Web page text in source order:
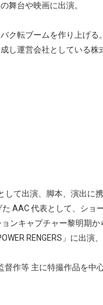
舞台や映画に出演。
ク転ブームを作り上げる。
し運営会社としている株
て出演、脚本、演出に
AAC 代表として、ショ
ンキャプチャー黎明期か
RENGERS」に出
作等 主に特撮作品を中